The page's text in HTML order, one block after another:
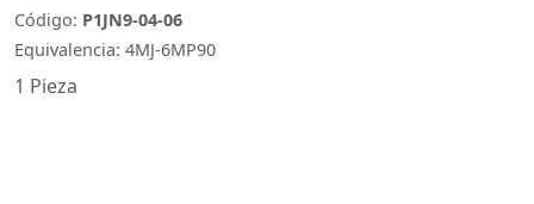
Código: P1JN9-04-06
Equivalencia: 4MJ-6MP90
1 Pieza